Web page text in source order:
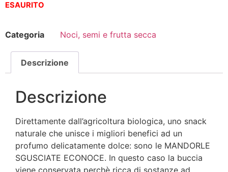
ESAURITO
Categoria Noci, semi e frutta secca
Descrizione
Descrizione
Direttamente dall’agricoltura biologica, uno snack
naturale che unisce i migliori benefici ad un
profumo delicatamente dolce: sono le MANDORLE
SGUSCIATE ECONOCE. In questo caso la buccia